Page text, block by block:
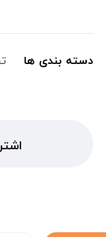
دسته بندی ها